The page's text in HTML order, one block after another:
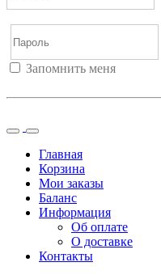
Запомнить меня
Главная
Корзина
Мои заказы
Баланс
Информация
Об оплате
О доставке
Контакты